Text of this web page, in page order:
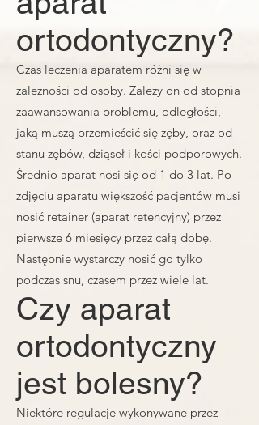
ortodontyczny?
Czas leczenia aparatem różni się w
zależności od osoby. Zależy on od stopnia
zaawansowania problemu, odległości,
jaką muszą przemieścić się zęby, oraz od
stanu zębów, dziąseł i kości podporowych.
Średnio aparat nosi się od 1 do 3 lat. Po
zdjęciu aparatu większość pacjentów musi
nosić retainer (aparat retencyjny) przez
pierwsze 6 miesięcy przez całą dobę.
Następnie wystarczy nosić go tylko
podczas snu, czasem przez wiele lat.
Czy aparat
ortodontyczny
jest bolesny?
Niektóre regulacje wykonywane przez